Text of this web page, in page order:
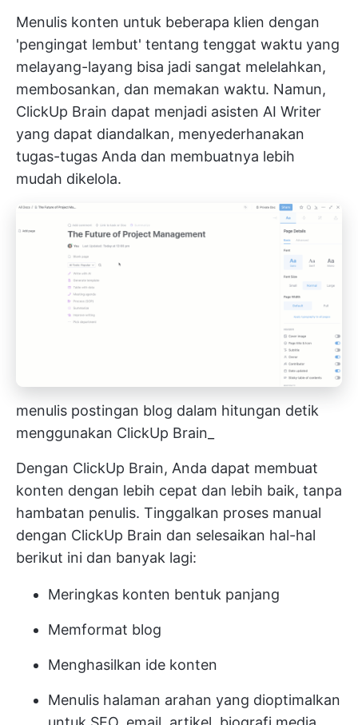
Menulis konten untuk beberapa klien dengan
'pengingat lembut' tentang tenggat waktu yang
melayang-layang bisa jadi sangat melelahkan,
membosankan, dan memakan waktu. Namun,
ClickUp Brain dapat menjadi asisten AI Writer
yang dapat diandalkan, menyederhanakan
tugas-tugas Anda dan membuatnya lebih
mudah dikelola.
menulis postingan blog dalam hitungan detik
menggunakan ClickUp Brain_
Dengan ClickUp Brain, Anda dapat membuat
konten dengan lebih cepat dan lebih baik, tanpa
hambatan penulis. Tinggalkan proses manual
dengan ClickUp Brain dan selesaikan hal-hal
berikut ini dan banyak lagi:
Meringkas konten bentuk panjang
Memformat blog
Menghasilkan ide konten
Menulis halaman arahan yang dioptimalkan